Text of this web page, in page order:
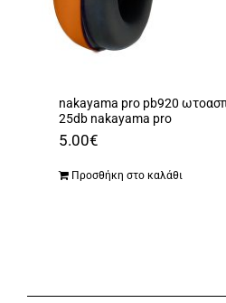
nakayama pro pb920
25db nakayama pro
5.00€
Προσθήκη στο καλάθι